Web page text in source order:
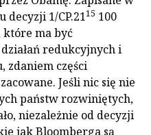
1/CP.2115 100
ma być
redukcyjnych i
zdaniem części
Jeśli nic się nie
państw rozwiniętych,
niezależnie od decyzji
jak Bloomberga są